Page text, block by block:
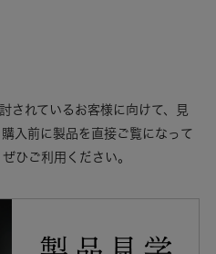
されているお客様に向けて、見
入前に製品を直接ご覧になって
ひご利用ください。